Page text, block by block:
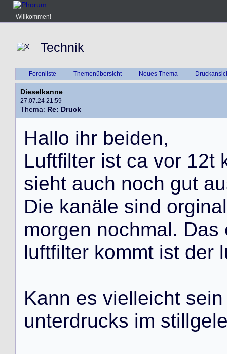
Willkommen!
Technik
Forenliste Themenübersicht Neues Thema
Dieselkanne
27.07.24 21:59
Thema: Re: Druck
Hallo ihr beiden,
Luftfilter ist ca vor 12t
sieht auch noch gut au
Die kanäle sind orginal
morgen nochmal. Das
luftfilter kommt ist der l
Kann es vielleicht sein
unterdrucks im stillgel